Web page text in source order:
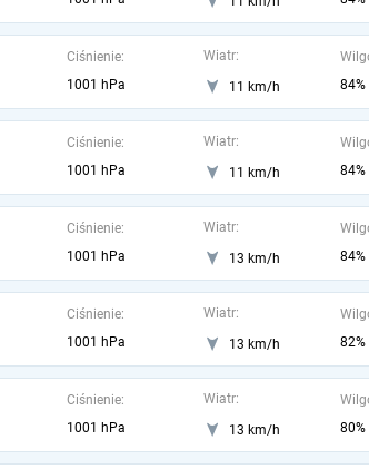
Ciśnienie:
1001 hPa
Wiatr:
11 km/h
84%
Ciśnienie:
1001 hPa
Wiatr:
11 km/h
84%
Ciśnienie:
1001 hPa
Wiatr:
13 km/h
84%
Ciśnienie:
1001 hPa
Wiatr:
13 km/h
82%
Ciśnienie:
1001 hPa
Wiatr:
13 km/h
80%